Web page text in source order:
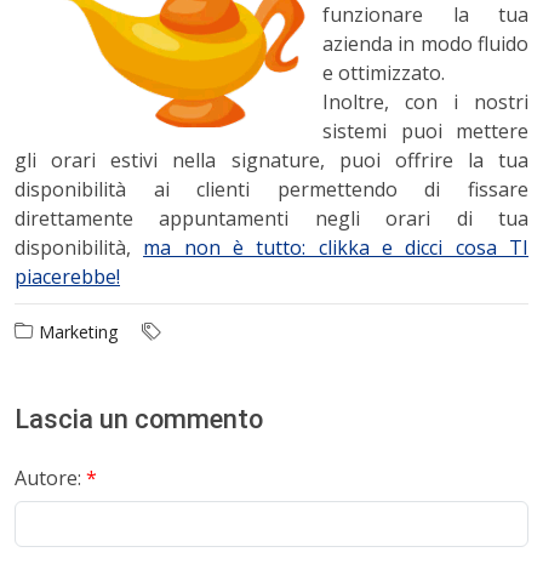
funzionare la tua
azienda in modo fluido
e ottimizzato.
Inoltre, con i nostri
sistemi puoi mettere
gli orari estivi nella signature, puoi offrire la tua
disponibilità ai clienti permettendo di fissare
direttamente appuntamenti negli orari di tua
disponibilità, ma non è tutto: clikka e dicci cosa TI
piacerebbe!
Marketing
Lascia un commento
Autore: *